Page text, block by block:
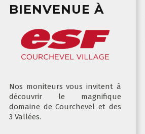
BIENVENUE À
Nos moniteurs vous invitent à
découvrir le magnifique
domaine de Courchevel et des
3 Vallées.